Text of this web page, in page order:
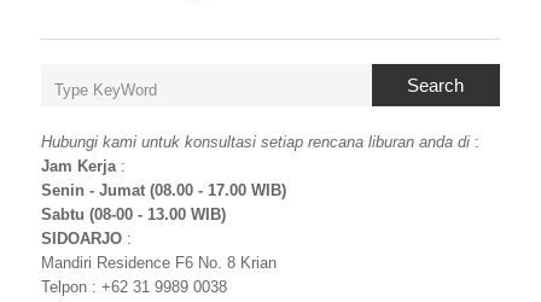
Search
Hubungi kami untuk konsultasi setiap rencana liburan anda di :
Jam Kerja:
Senin - Jumat (08.00 - 17.00 WIB)
Sabtu (08-00 - 13.00 WIB)
SIDOARJO :
Mandiri Residence F6 No. 8 Krian
Telpon : +62 31 9989 0038